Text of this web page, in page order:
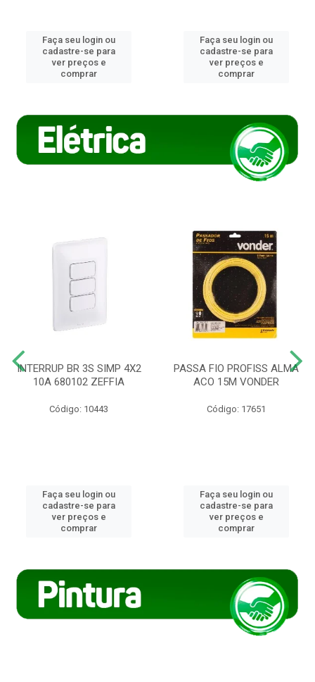
Faça seu login ou
cadastre-se para
ver preços e
comprar
Faça seu login ou
cadastre-se para
ver preços e
comprar
INTERRUP BR 3S SIMP 4X2
10A 680102 ZEFFIA
Código: 10443
Faça seu login ou
cadastre-se para
ver preços e
comprar
PASSA FIO PROFISS ALMA
ACO 15M VONDER
Código: 17651
Faça seu login ou
cadastre-se para
ver preços e
comprar